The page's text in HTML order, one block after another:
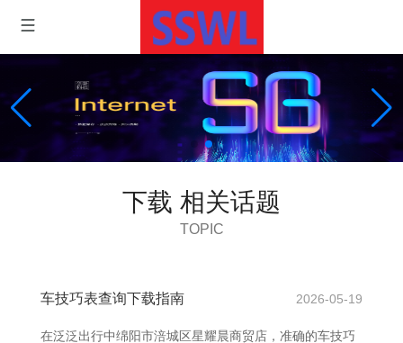
下载 相关话题
TOPIC
车技巧表查询下载指南 2026-05-19
在泛泛出行中绵阳市涪城区星耀晨商贸店，准确的车技巧